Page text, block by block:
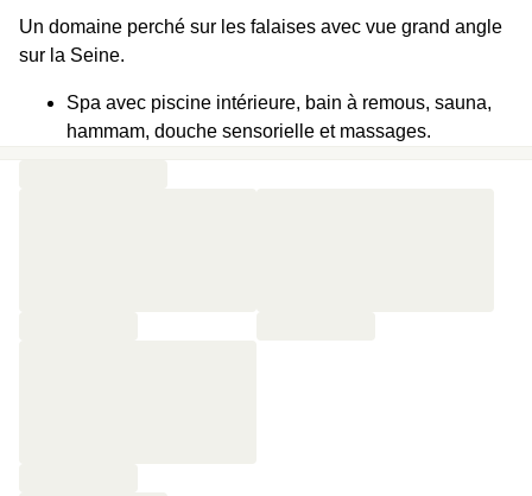
Un domaine perché sur les falaises avec vue grand angle
sur la Seine.
Spa avec piscine intérieure, bain à remous, sauna,
hammam, douche sensorielle et massages.